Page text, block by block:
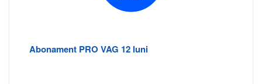
Abonament PRO VAG 12 luni